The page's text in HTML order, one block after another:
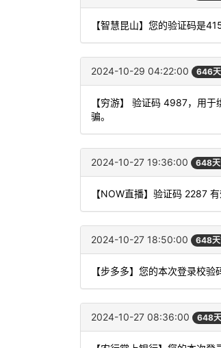
【智慧昆山】您的验证码是
2024-10-29 04:22:00 646
【穷游】 验证码 4987，用
骗。
2024-10-27 19:36:00 648
【NOW直播】验证码 2287
2024-10-27 18:50:00 648
【步多多】您的本次登录校
2024-10-27 08:36:00 648